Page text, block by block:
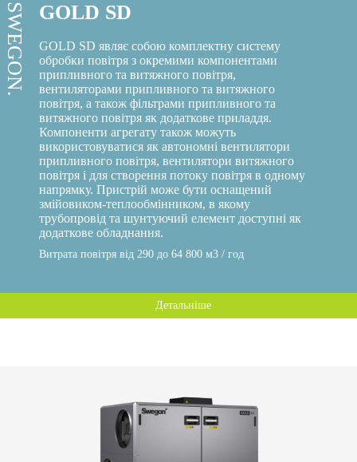
SWEGON. GOLD SD
GOLD SD являє собою комплектну систему
обробки повітря з окремими компонентами
припливного та витяжного повітря,
вентиляторами припливного та витяжного
повітря, а також фільтрами припливного та
витяжного повітря як додаткове приладдя.
Компоненти агрегату також можуть
використовуватися як автономні вентилятори
припливного повітря, вентилятори витяжного
повітря і для створення потоку повітря в одному
напрямку. Пристрій може бути оснащений
змійовиком-теплообмінником, в якому
трубопровід та шунтуючий елемент доступні як
додаткове обладнання.
Витрата повітря від 290 до 64 800 м3 / год
Детальніше